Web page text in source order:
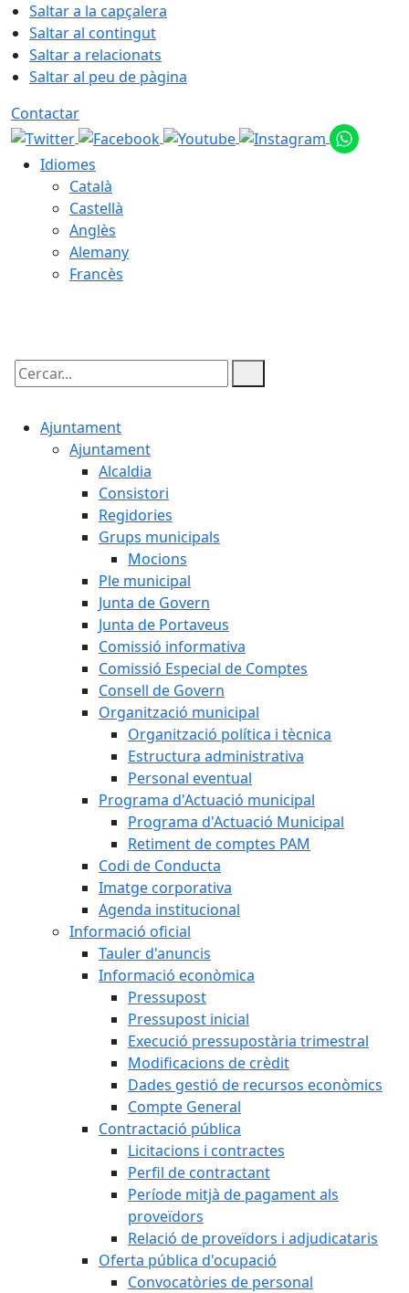
Saltar a la capçalera
Saltar al contingut
Saltar a relacionats
Saltar al peu de pàgina
Contactar
Idiomes
Català
Castellà
Anglès
Alemany
Francès
Cercar:
Ajuntament
Ajuntament
Alcaldia
Consistori
Regidories
Grups municipals
Mocions
Ple municipal
Junta de Govern
Junta de Portaveus
Comissió informativa
Comissió Especial de Comptes
Consell de Govern
Organització municipal
Organització política i tècnica
Estructura administrativa
Personal eventual
Programa d'Actuació municipal
Programa d'Actuació Municipal
Retiment de comptes PAM
Codi de Conducta
Imatge corporativa
Agenda institucional
Informació oficial
Tauler d'anuncis
Informació econòmica
Pressupost
Pressupost inicial
Execució pressupostària trimestral
Modificacions de crèdit
Dades gestió de recursos econòmics
Compte General
Contractació pública
Licitacions i contractes
Perfil de contractant
Període mitjà de pagament als
proveïdors
Relació de proveïdors i adjudicataris
Oferta pública d'ocupació
Convocatòries de personal